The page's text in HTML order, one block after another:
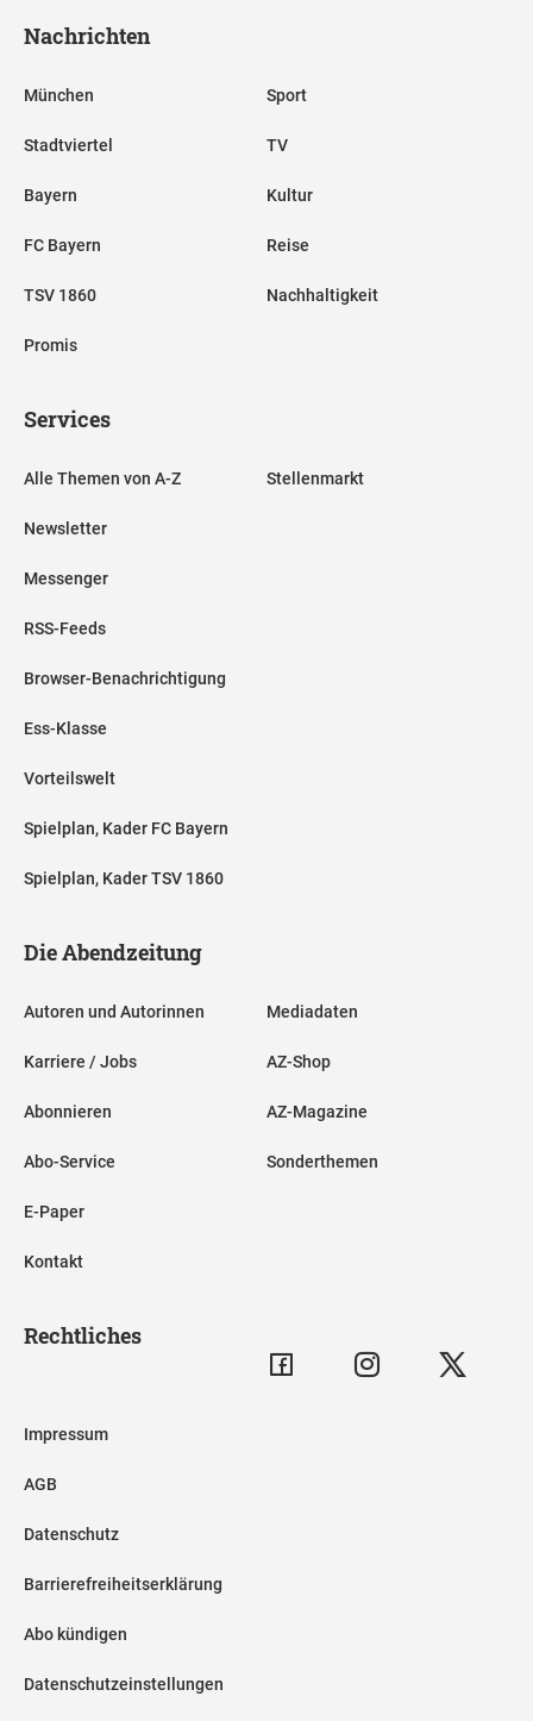
Nachrichten
München
Stadtviertel
Bayern
FC Bayern
TSV 1860
Promis
Sport
TV
Kultur
Reise
Nachhaltigkeit
Services
Alle Themen von A-Z
Newsletter
Messenger
RSS-Feeds
Browser-Benachrichtigung
Ess-Klasse
Vorteilswelt
Spielplan, Kader FC Bayern
Spielplan, Kader TSV 1860
Stellenmarkt
Die Abendzeitung
Autoren und Autorinnen
Karriere / Jobs
Abonnieren
Abo-Service
E-Paper
Kontakt
Mediadaten
AZ-Shop
AZ-Magazine
Sonderthemen
Rechtliches
Impressum
AGB
Datenschutz
Barrierefreiheitserklärung
Abo kündigen
Datenschutzeinstellungen